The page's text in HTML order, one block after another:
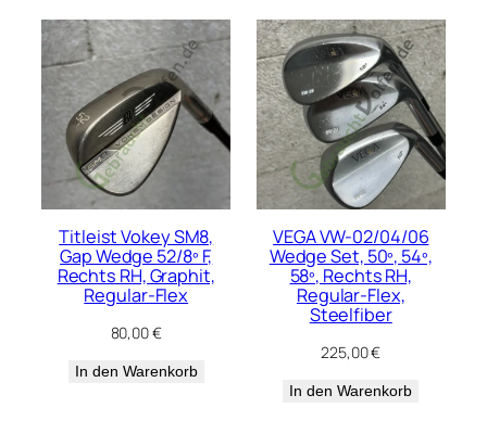
Titleist Vokey SM8,
Gap Wedge 52/8º F,
Rechts RH, Graphit,
Regular-Flex
80,00€
In den Warenkorb
VEGA VW-02/04/06
Wedge Set, 50º, 54º,
58º, Rechts RH,
Regular-Flex,
Steelfiber
225,00€
In den Warenkorb